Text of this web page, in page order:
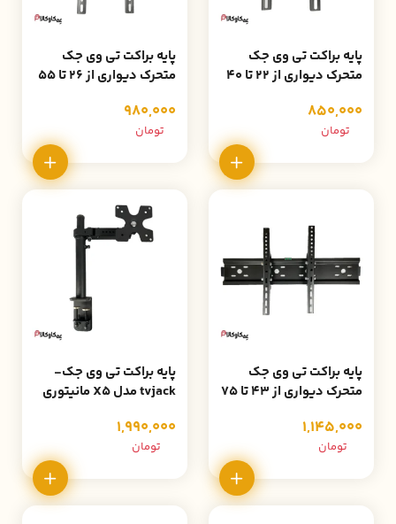
پایه براکت تی وی جک
متحرک دیواری از 22 تا 40
850,000
تومان
پایه براکت تی وی جک
متحرک دیواری از 26 تا 55
980,000
تومان
پایه براکت تی وی جک
متحرک دیواری از 43 تا 75
1,145,000
تومان
پایه براکت تی وی جک-
tvjack مدل X5 مانیتوری
1,990,000
تومان